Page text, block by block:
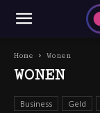
Home Wonen
WONEN
Business Geld